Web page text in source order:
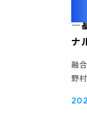
―
ナ
融
野